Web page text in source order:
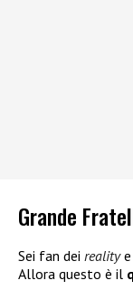
Grande
Sei fan dei realitye
Allora questo è il